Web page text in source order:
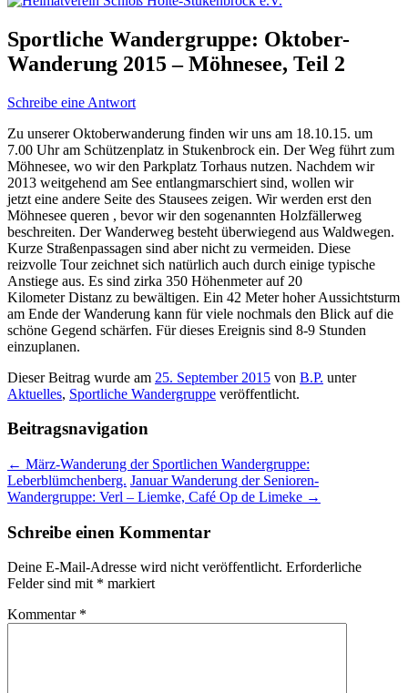
Sportliche Wandergruppe: Oktober-
Wanderung 2015 – Möhnesee, Teil 2
Schreibe eine Antwort
Zu unserer Oktoberwanderung finden wir uns am 18.10.15. um
7.00 Uhr am Schützenplatz in Stukenbrock ein. Der Weg führt zum
Möhnesee, wo wir den Parkplatz Torhaus nutzen. Nachdem wir
2013 weitgehend am See entlangmarschiert sind, wollen wir
jetzt eine andere Seite des Stausees zeigen. Wir werden erst den
Möhnesee queren , bevor wir den sogenannten Holzfällerweg
beschreiten. Der Wanderweg besteht überwiegend aus Waldwegen.
Kurze Straßenpassagen sind aber nicht zu vermeiden. Diese
reizvolle Tour zeichnet sich natürlich auch durch einige typische
Anstiege aus. Es sind zirka 350 Höhenmeter auf 20
Kilometer Distanz zu bewältigen. Ein 42 Meter hoher Aussichtsturm
am Ende der Wanderung kann für viele nochmals den Blick auf die
schöne Gegend schärfen. Für dieses Ereignis sind 8-9 Stunden
einzuplanen.
Dieser Beitrag wurde am 25. September 2015 von B.P. unter
Aktuelles, Sportliche Wandergruppe veröffentlicht.
Beitragsnavigation
← März-Wanderung der Sportlichen Wandergruppe:
Leberblümchenberg. Januar Wanderung der Senioren-
Wandergruppe: Verl – Liemke, Café Op de Limeke →
Schreibe einen Kommentar
Deine E-Mail-Adresse wird nicht veröffentlicht. Erforderliche
Felder sind mit * markiert
Kommentar *